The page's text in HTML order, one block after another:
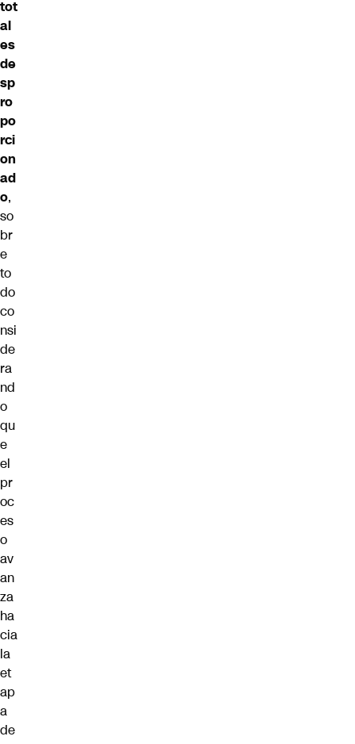
tot
al
es
de
sp
ro
po
rci
on
ad
o,
so
br
e
to
do
co
nsi
de
ra
nd
o
qu
e
el
pr
oc
es
o
av
an
za
ha
cia
la
et
ap
a
de